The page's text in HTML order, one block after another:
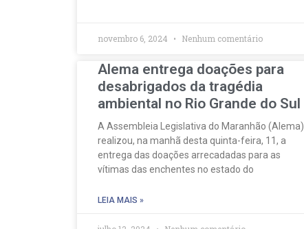
novembro 6, 2024 Nenhum comentário
Alema entrega doações para
desabrigados da tragédia
ambiental no Rio Grande do Sul
A Assembleia Legislativa do Maranhão (Alema)
realizou, na manhã desta quinta-feira, 11, a
entrega das doações arrecadadas para as
vítimas das enchentes no estado do
LEIA MAIS »